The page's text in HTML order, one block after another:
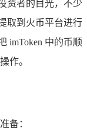
资者的目光，不少
取到火币平台进行
imToken 中的币顺
作。
备：